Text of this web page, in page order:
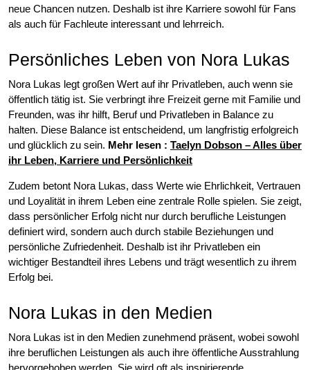
neue Chancen nutzen. Deshalb ist ihre Karriere sowohl für Fans
als auch für Fachleute interessant und lehrreich.
Persönliches Leben von Nora Lukas
Nora Lukas legt großen Wert auf ihr Privatleben, auch wenn sie
öffentlich tätig ist. Sie verbringt ihre Freizeit gerne mit Familie und
Freunden, was ihr hilft, Beruf und Privatleben in Balance zu
halten. Diese Balance ist entscheidend, um langfristig erfolgreich
und glücklich zu sein. Mehr lesen : Taelyn Dobson – Alles über
ihr Leben, Karriere und Persönlichkeit
Zudem betont Nora Lukas, dass Werte wie Ehrlichkeit, Vertrauen
und Loyalität in ihrem Leben eine zentrale Rolle spielen. Sie zeigt,
dass persönlicher Erfolg nicht nur durch berufliche Leistungen
definiert wird, sondern auch durch stabile Beziehungen und
persönliche Zufriedenheit. Deshalb ist ihr Privatleben ein
wichtiger Bestandteil ihres Lebens und trägt wesentlich zu ihrem
Erfolg bei.
Nora Lukas in den Medien
Nora Lukas ist in den Medien zunehmend präsent, wobei sowohl
ihre beruflichen Leistungen als auch ihre öffentliche Ausstrahlung
hervorgehoben werden. Sie wird oft als inspirierende